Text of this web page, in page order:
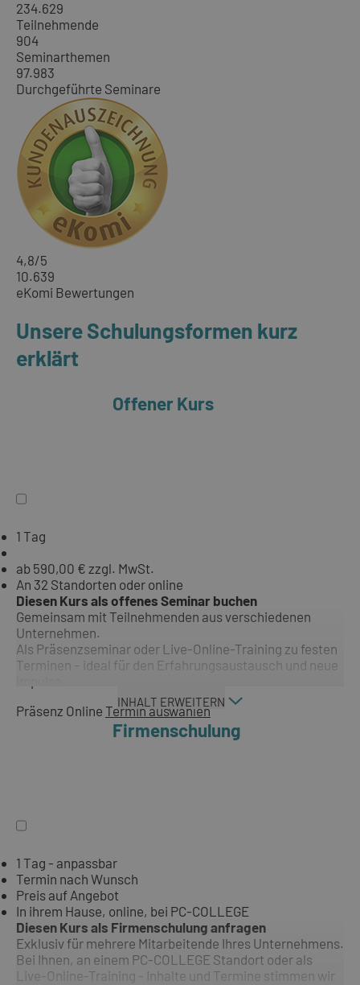
234.629
Teilnehmende
904
Seminarthemen
97.983
Durchgeführte Seminare
4,8/5
10.639
eKomi Bewertungen
Unsere Schulungsformen kurz
erklärt
Offener Kurs
1 Tag
ab 590,00 € zzgl. MwSt.
An 32 Standorten oder online
Diesen Kurs als offenes Seminar buchen
Gemeinsam mit Teilnehmenden aus verschiedenen
Unternehmen.
Als Präsenzseminar oder Live-Online-Training zu festen
Terminen – ideal für den Erfahrungsaustausch und neue
INHALT ERWEITERN
Präsenz Online Termin auswählen
Firmenschulung
1 Tag - anpassbar
Termin nach Wunsch
Preis auf Angebot
In ihrem Hause, online, bei PC-COLLEGE
Diesen Kurs als Firmenschulung anfragen
Exklusiv für mehrere Mitarbeitende Ihres Unternehmens.
Bei Ihnen, an einem PC-COLLEGE Standort oder als
Live-Online-Training - Inhalte und Termine stimmen wir